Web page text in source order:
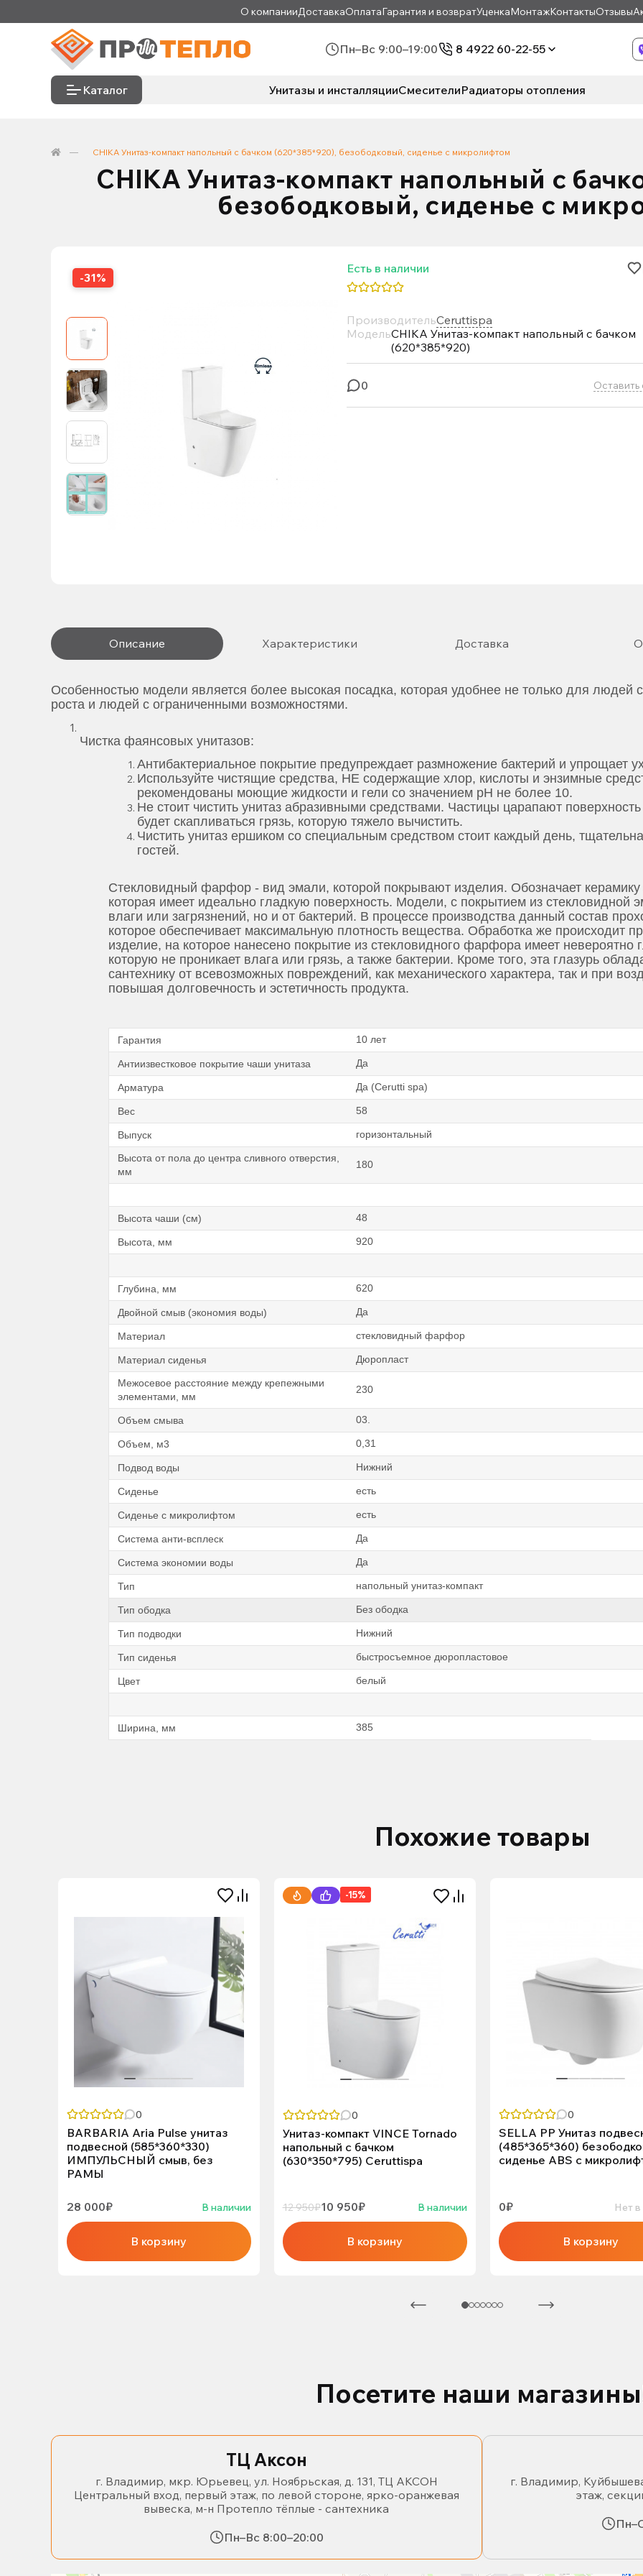
О компанииДоставкаОплатаГарантия и возвратУценкаМонтажКонтактыОтзывы
Пн–Вс 9:00–19:00 8 4922 60-22-55
Каталог Унитазы и инсталляцииСмесителиРадиаторы отопления
CHIKA Унитаз-компакт напольный с бачком (620*385*920), безободковый, сиденье с микролифтом
CHIKA Унитаз-компакт напольный с
безободковый, сиденье с
-31%
Есть в наличии
ПроизводительCeruttispa
МодельCHIKA Унитаз-компакт напольный с бачком
(620*385*920)
0 Оставить
Описание Характеристики Доставка
Особенностью модели является более высокая посадка, которая удобнее не только для
роста и людей с ограниченными возможностями.
Чистка фаянсовых унитазов:
Антибактериальное покрытие предупреждает размножение бактерий и упрощает
Используйте чистящие средства, НЕ содержащие хлор, кислоты и энзимные
рекомендованы моющие жидкости и гели со значением pH не более 10.
Не стоит чистить унитаз абразивными средствами. Частицы царапают
будет скапливаться грязь, которую тяжело вычистить.
Чистить унитаз ершиком со специальным средством стоит каждый день,
гостей.
Стекловидный фарфор - вид эмали, которой покрывают изделия. Обозначает
которая имеет идеально гладкую поверхность. Модели, с покрытием из
влаги или загрязнений, но и от бактерий. В процессе производства данный состав
которое обеспечивает максимальную плотность вещества. Обработка же происходит
изделие, на которое нанесено покрытие из стекловидного фарфора имеет невероятно
которую не проникает влага или грязь, а также бактерии. Кроме того, эта глазурь
сантехнику от всевозможных повреждений, как механического характера, так и при
повышая долговечность и эстетичность продукта.
Гарантия 10 лет
Антиизвестковое покрытие чаши унитаза Да
Арматура Да (Cerutti spa)
Вес 58
Выпуск горизонтальный
Высота от пола до центра сливного отверстия,
мм
180
Высота чаши (см) 48
Высота, мм 920
Глубина, мм 620
Двойной смыв (экономия воды) Да
Материал стекловидный фарфор
Материал сиденья Дюропласт
Межосевое расстояние между крепежными
элементами, мм
230
Объем смыва 03.
Объем, м3 0,31
Подвод воды Нижний
Сиденье есть
Сиденье с микролифтом есть
Система анти-всплеск Да
Система экономии воды Да
Тип напольный унитаз-компакт
Тип ободка Без ободка
Тип подводки Нижний
Тип сиденья быстросъемное дюропластовое
Цвет белый
Ширина, мм 385
Похожие товары
0
BARBARIA Aria Pulsе унитаз
подвесной (585*360*330)
ИМПУЛЬСНЫЙ смыв, без
РАМЫ
28 000₽ В наличии
В корзину
-15%
0
Унитаз-компакт VINCE Tornado
напольный с бачком
(630*350*795) Ceruttispa
12 950₽10 950₽ В наличии
В корзину
0
SELLA PP Унитаз
(485*365*360)
сиденье ABS с
0₽ Нет
В корзину
Посетите наши
ТЦ Аксон
г. Владимир, мкр. Юрьевец, ул. Ноябрьская, д. 131, ТЦ АКСОН
Центральный вход, первый этаж, по левой стороне, ярко-оранжевая
вывеска, м-н Протепло тёплые - сантехника
Пн–Вс 8:00–20:00
г. Владимир,
этаж,